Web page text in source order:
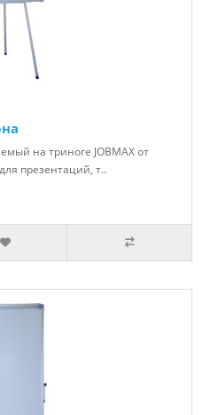
на триноге JOBMAX от
презентаций, т..